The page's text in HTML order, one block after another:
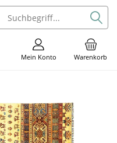
Warenkorb
Mein Konto